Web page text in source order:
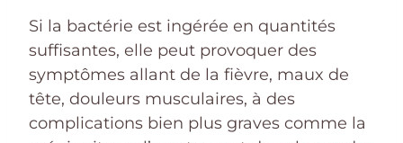
Si la bactérie est ingérée en quantités
suffisantes, elle peut provoquer des
symptômes allant de la fièvre, maux de
tête, douleurs musculaires, à des
complications bien plus graves comme la